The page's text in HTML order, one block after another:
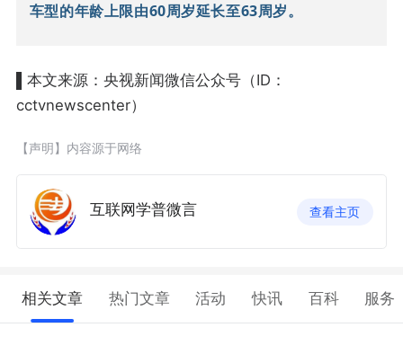
车型的年龄上限由60周岁延长至63周岁。
▌本文来源：央视新闻微信公众号（ID：
cctvnewscenter）
【声明】内容源于网络
互联网学普微言 查看主页
相关文章 热门文章 活动 快讯 百科 服务